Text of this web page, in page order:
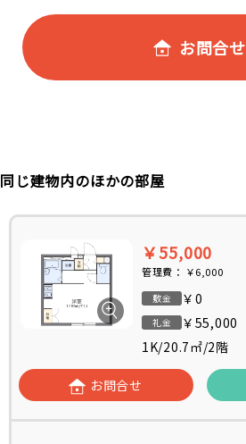
お問合せ
同じ建物内のほかの部屋
￥55,000
管理費： ￥6,000
敷金 ￥0
礼金
￥55,000
1K/20.7㎡/2階
お問合せ